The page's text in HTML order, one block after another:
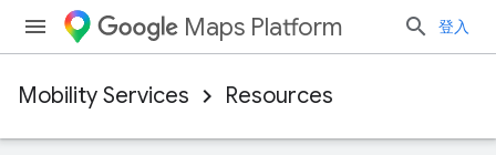
Maps Platform 登入
Mobility Services Resources